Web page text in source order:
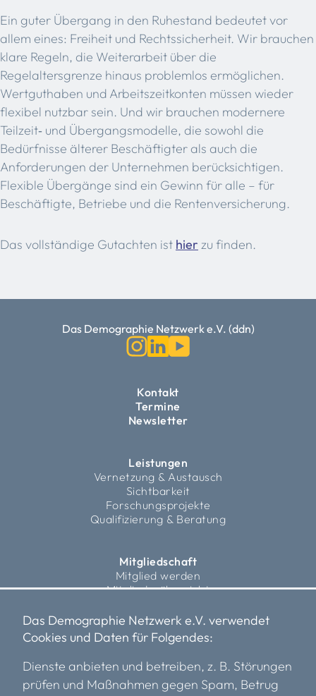
Ein guter Übergang in den Ruhestand bedeutet vor
allem eines: Freiheit und Rechtssicherheit. Wir brauchen
klare Regeln, die Weiterarbeit über die
Regelaltersgrenze hinaus problemlos ermöglichen.
Wertguthaben und Arbeitszeitkonten müssen wieder
flexibel nutzbar sein. Und wir brauchen modernere
Teilzeit‑ und Übergangsmodelle, die sowohl die
Bedürfnisse älterer Beschäftigter als auch die
Anforderungen der Unternehmen berücksichtigen.
Flexible Übergänge sind ein Gewinn für alle – für
Beschäftigte, Betriebe und die Rentenversicherung.
Das vollständige Gutachten ist hier zu finden.
Das Demographie Netzwerk e.V. (ddn)
Kontakt
Termine
Newsletter
Leistungen
Vernetzung & Austausch
Sichtbarkeit
Forschungsprojekte
Qualifizierung & Beratung
Mitgliedschaft
Mitglied werden
Mitgliederübersicht
Über uns
Vorstand
Team
Transparenz
Das Demographie Netzwerk e.V. verwendet
Cookies und Daten für Folgendes:
Dienste anbieten und betreiben, z. B. Störungen
prüfen und Maßnahmen gegen Spam, Betrug